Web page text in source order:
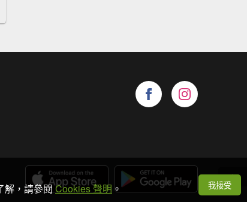
解，請參閱Cookies 聲明 。 我接受